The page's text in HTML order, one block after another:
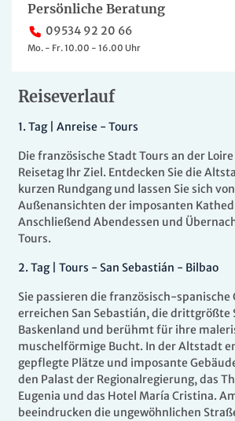
Reiseverlauf
1. Tag | Anreise - Tours
Die französische Stadt Tours an der
Reisetag Ihr Ziel. Entdecken Sie die
kurzen Rundgang und lassen Sie sich
Außenansichten der imposanten
Anschließend Abendessen und
Tours.
2. Tag | Tours - San Sebastián - Bilbao
Sie passieren die französisch-spanische
erreichen San Sebastián, die drittgrößte
Baskenland und berühmt für ihre
muschelförmige Bucht. In der Altstadt
gepflegte Plätze und imposante
den Palast der Regionalregierung, das
Eugenia und das Hotel María Cristina.
beeindrucken die ungewöhnlichen
Persönliche Beratung
09534 92 20 66
Mo. - Fr. 10.00 - 16.00 Uhr